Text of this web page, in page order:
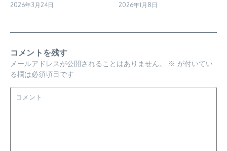
2026年3月24日 2026年1月8日
コメントを残す
メールアドレスが公開されることはありません。 ※ が付いてい
る欄は必須項目です